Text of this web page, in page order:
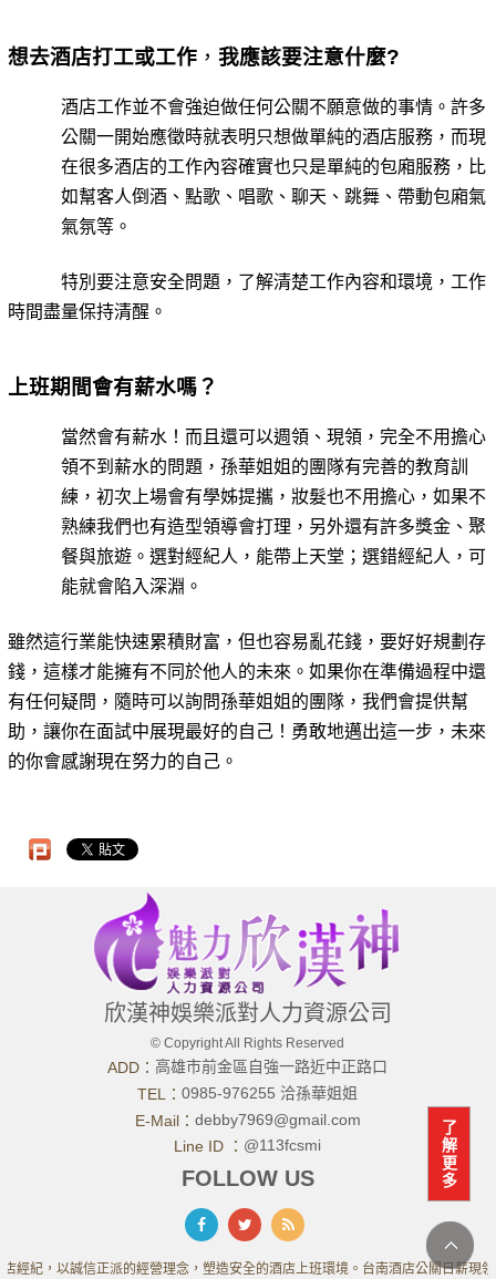
想去酒店打工或工作， 我應該要注意什麼?
酒店工作並不會強迫做任何公關不願意做的事情。許多
公關一開始應徵時就表明只想做單純的酒店服務，而現
在很多酒店的工作內容確實也只是單純的包廂服務，比
如幫客人倒酒、點歌、唱歌、聊天、跳舞、帶動包廂氣
氣氛等。
特別要注意安全問題，了解清楚工作內容和環境，工作
時間盡量保持清醒。
上班期間會有薪水嗎？
當然會有薪水！而且還可以週領、現領，完全不用擔心
領不到薪水的問題，孫華姐姐的團隊有完善的教育訓
練，初次上場會有學姊提攜，妝髮也不用擔心，如果不
熟練我們也有造型領導會打理，另外還有許多獎金、聚
餐與旅遊。選對經紀人，能帶上天堂；選錯經紀人，可
能就會陷入深淵。
雖然這行業能快速累積財富，但也容易亂花錢，要好好規劃存
錢，這樣才能擁有不同於他人的未來。如果你在準備過程中還
有任何疑問，隨時可以詢問孫華姐姐的團隊，我們會提供幫
助，讓你在面試中展現最好的自己！勇敢地邁出這一步，未來
的你會感謝現在努力的自己。
了
解
更
多
欣漢神娛樂派對人力資源公司
© Copyright All Rights Reserved
ADD： 高雄市前金區自強一路近中正路口
TEL：0985-976255 洽孫華姐姐
E-Mail： debby7969@gmail.com
Line ID ： @113fcsmi
FOLLOW US
經紀，以誠信正派的經營理念，塑造安全的酒店上班環境。台南酒店公關日薪現